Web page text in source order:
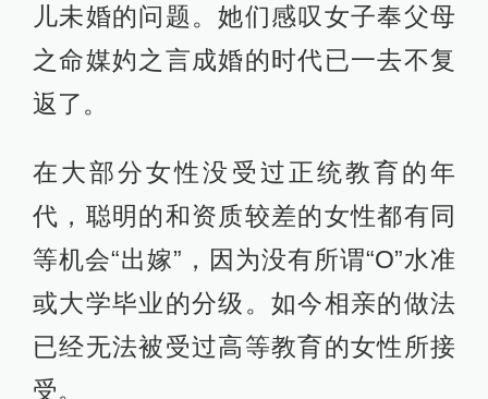
儿未婚的问题。她们感叹女子奉父母
之命媒妁之言成婚的时代已一去不复
返了。
在大部分女性没受过正统教育的年
代，聪明的和资质较差的女性都有同
等机会“出嫁”，因为没有所谓“O”水准
或大学毕业的分级。如今相亲的做法
已经无法被受过高等教育的女性所接
受。